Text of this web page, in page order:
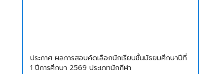
ประกาศ ผลการสอบคัดเลือกนักเรียนชั้นมัธยมศึกษาปีที่
1 ปีการศึกษา 2569 ประเภทนักกีฬา